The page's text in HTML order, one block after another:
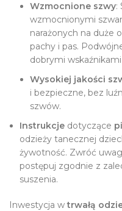
Wzmocnione szwy:
wzmocnionymi
narażonych na duże
pachy i pas.
dobrymi
Wysokiej jakości
i bezpieczne, bez
szwów.
Instrukcje dotyczące
odzieży tanecznej
żywotność. Zwróć
postępuj zgodnie z
suszenia.
Inwestycja wtrwałą